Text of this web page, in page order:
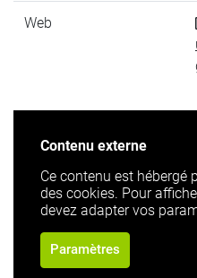
Web
Contenu externe
Ce contenu est hébergé
des cookies. Pour
devez adapter vos
Paramètres